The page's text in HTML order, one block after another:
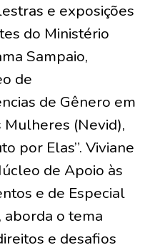
e exposições
do Ministério
Sampaio,
de
de Gênero em
Mulheres (Nevid),
por Elas”. Viviane
de Apoio às
e de Especial
o tema
e desafios